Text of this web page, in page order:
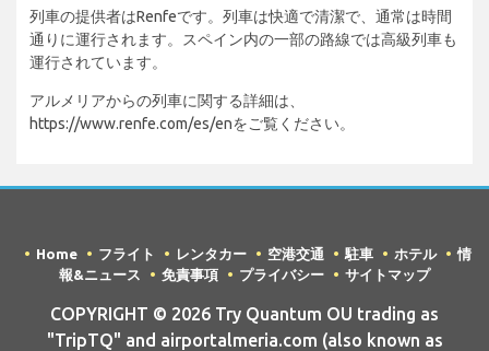
列車の提供者はRenfeです。列車は快適で清潔で、通常は時間
通りに運行されます。スペイン内の一部の路線では高級列車も
運行されています。
アルメリアからの列車に関する詳細は、
https://www.renfe.com/es/enをご覧ください。
Home フライト レンタカー 空港交通 駐車 ホテル
情
報&ニュース
免責事項 プライバシー サイトマップ
COPYRIGHT © 2026 Try Quantum OU trading as
"TripTQ" and airportalmeria.com (also known as